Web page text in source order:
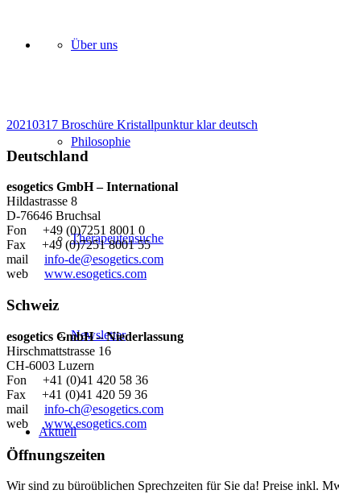
Über uns
Philosophie
Therapeutensuche
Newsletter
Aktuell
20210317 Broschüre Kristallpunktur klar deutsch
Deutschland
esogetics GmbH – International
Hildastrasse 8
D-76646 Bruchsal
Fon +49 (0)7251 8001 0
Fax +49 (0)7251 8001 55
mail info-de@esogetics.com
web www.esogetics.com
Schweiz
esogetics GmbH – Niederlassung
Hirschmattstrasse 16
CH-6003 Luzern
Fon +41 (0)41 420 58 36
Fax +41 (0)41 420 59 36
mail info-ch@esogetics.com
web www.esogetics.com
Öffnungszeiten
Wir sind zu büroüblichen Sprechzeiten für Sie da! Preise inkl.